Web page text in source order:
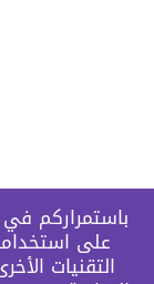
باستمراركم
على
التقنيات